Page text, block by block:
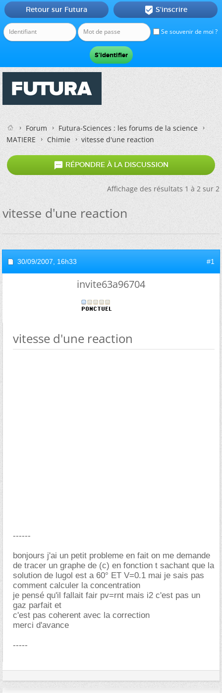
Se souvenir de moi ?
Retour sur Futura  S'inscrire
Forum
Futura-Sciences : les forums de la science
MATIERE
Chimie vitesse d'une reaction
 RÉPONDRE À LA DISCUSSION
Affichage des résultats 1 à 2 sur 2
vitesse d'une reaction
30/09/2007, 16h33 #1
invite63a96704
vitesse d'une reaction
------
bonjours j'ai un petit probleme en fait on me demande
de tracer un graphe de (c) en fonction t sachant que la
solution de lugol est a 60° ET V=0.1 mai je sais pas
comment calculer la concentration
je pensé qu'il fallait fair pv=rnt mais i2 c'est pas un
gaz parfait et
c'est pas coherent avec la correction
merci d'avance
-----